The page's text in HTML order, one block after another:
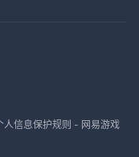
信息保护规则 - 网易游戏